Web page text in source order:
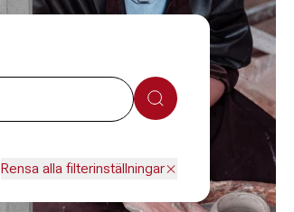
Sök
Rensa alla filterinställningar